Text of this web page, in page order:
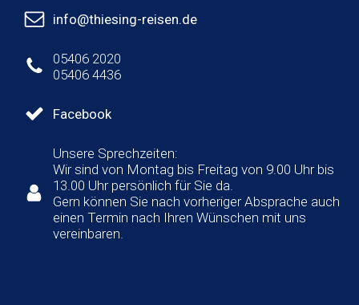
info@thiesing-reisen.de
05406 2020
05406 4436
Facebook
Unsere Sprechzeiten:
Wir sind von Montag bis Freitag von 9.00 Uhr bis
13.00 Uhr persönlich für Sie da.
Gern können Sie nach vorheriger Absprache auch
einen Termin nach Ihren Wünschen mit uns
vereinbaren.